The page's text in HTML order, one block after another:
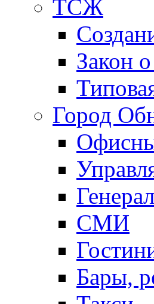
ТСЖ
Закон
Город
СМИ
Бары,